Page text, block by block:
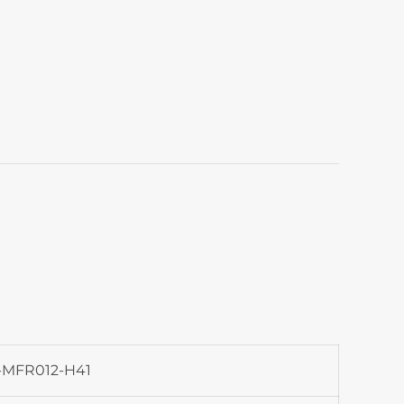
H41